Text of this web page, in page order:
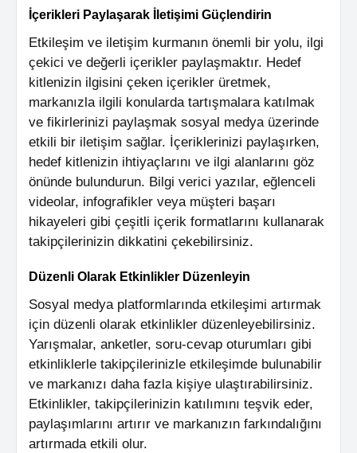
İçerikleri Paylaşarak İletişimi Güçlendirin
Etkileşim ve iletişim kurmanın önemli bir yolu, ilgi
çekici ve değerli içerikler paylaşmaktır. Hedef
kitlenizin ilgisini çeken içerikler üretmek,
markanızla ilgili konularda tartışmalara katılmak
ve fikirlerinizi paylaşmak sosyal medya üzerinde
etkili bir iletişim sağlar. İçeriklerinizi paylaşırken,
hedef kitlenizin ihtiyaçlarını ve ilgi alanlarını göz
önünde bulundurun. Bilgi verici yazılar, eğlenceli
videolar, infografikler veya müşteri başarı
hikayeleri gibi çeşitli içerik formatlarını kullanarak
takipçilerinizin dikkatini çekebilirsiniz.
Düzenli Olarak Etkinlikler Düzenleyin
Sosyal medya platformlarında etkileşimi artırmak
için düzenli olarak etkinlikler düzenleyebilirsiniz.
Yarışmalar, anketler, soru-cevap oturumları gibi
etkinliklerle takipçilerinizle etkileşimde bulunabilir
ve markanızı daha fazla kişiye ulaştırabilirsiniz.
Etkinlikler, takipçilerinizin katılımını teşvik eder,
paylaşımlarını artırır ve markanızın farkındalığını
artırmada etkili olur.